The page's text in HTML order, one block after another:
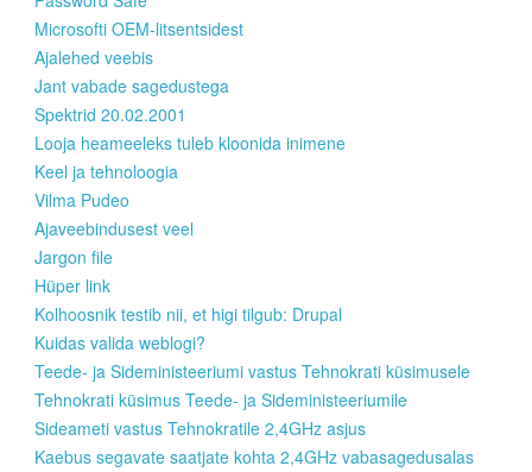
Microsofti OEM-litsentsidest
Ajalehed veebis
Jant vabade sagedustega
Spektrid 20.02.2001
Looja heameeleks tuleb kloonida inimene
Keel ja tehnoloogia
Vilma Pudeo
Ajaveebindusest veel
Jargon file
Hüper link
Kolhoosnik testib nii, et higi tilgub: Drupal
Kuidas valida weblogi?
Teede- ja Sideministeeriumi vastus Tehnokrati küsimusele
Tehnokrati küsimus Teede- ja Sideministeeriumile
Sideameti vastus Tehnokratile 2,4GHz asjus
Kaebus segavate saatjate kohta 2,4GHz vabasagedusalas